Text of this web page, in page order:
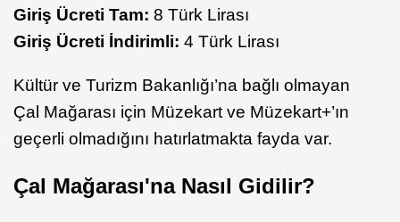
Giriş Ücreti Tam: 8 Türk Lirası
Giriş Ücreti İndirimli: 4 Türk Lirası
Kültür ve Turizm Bakanlığı’na bağlı olmayan
Çal Mağarası için Müzekart ve Müzekart+’ın
geçerli olmadığını hatırlatmakta fayda var.
Çal Mağarası'na Nasıl Gidilir?